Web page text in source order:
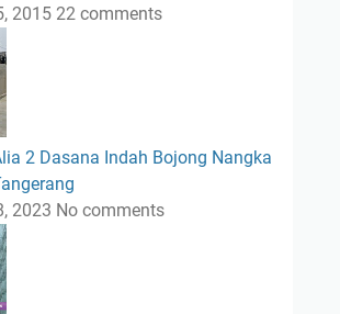
2015 22 comments
2 Dasana Indah Bojong Nangka
2023 No comments